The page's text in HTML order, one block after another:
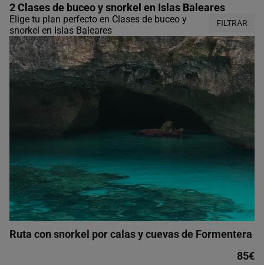
2 Clases de buceo y snorkel en Islas Baleares
Elige tu plan perfecto en Clases de buceo y
snorkel en Islas Baleares
FILTRAR
Ruta con snorkel por calas y cuevas de Formentera
85€